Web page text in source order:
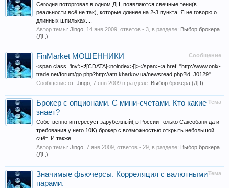
Сегодня поторговал в одном ДЦ, появляются свечные тени(в
реальности всё не так), которые длинее на 2-3 пункта. Я не говорю о
длинных шпильках....
Автор темы: Jingo 14 янв 2009 , ответов - 3, в разделе: Выбор брокера
(ДЦ)
Сообщение
FinMarket МОШЕННИКИ
<span class='inv'><![CDATA[<noindex>]]></span><a href="http://www.onix-
trade.net/forum/go.php?http://atn.kharkov.ua/newsread.php?id=30129"...
Сообщение от: Jingo 7 янв 2009 в разделе: Выбор брокера (ДЦ)
Тема
Брокер с опционами. С мини-счетами. Кто какие
знает?
Собственно интересует зарубежный( в России только Саксобанк да и
требования у него 10K) брокер с возможностью открыть небольшой
счёт. И также...
Автор темы: Jingo 7 янв 2009 , ответов - 29, в разделе: Выбор брокера
(ДЦ)
Тема
Значимые фьючерсы. Корреляция с валютными
парами.